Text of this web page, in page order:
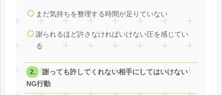
まだ気持ちを整理する時間が足りていない
謝られるほど許さなければいけない圧を感じてい
る
謝っても許してくれない相手にしてはいけない
NG行動